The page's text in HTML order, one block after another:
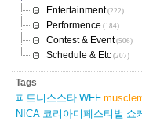
Entertainment(222)
Performence (184)
Contest & Event(506)
Schedule & Etc (207)
Tags
피트니스스타 WFF
NICA 코리아미페스티벌 쇼